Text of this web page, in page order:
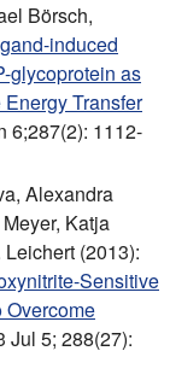
Börsch,
induced
glycoprotein as
Transfer
6;287(2): 1112-
Alexandra
Katja
(2013):
Sensitive
Overcome
Jul 5; 288(27):